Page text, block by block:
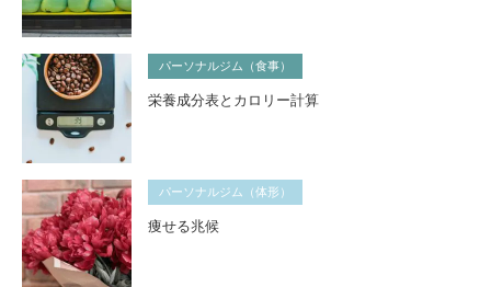
パーソナルジム（食事）
栄養成分表とカロリー計算
パーソナルジム（体形）
痩せる兆候